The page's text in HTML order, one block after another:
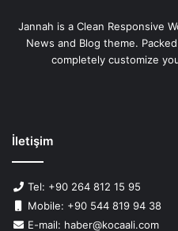
Jannah is a Clean Responsive
News and Blog theme.
completely customize
İletişim
Tel: +90 264 812 15 95
Mobile: +90 544 819 94 38
E-mail: haber@kocaali.com